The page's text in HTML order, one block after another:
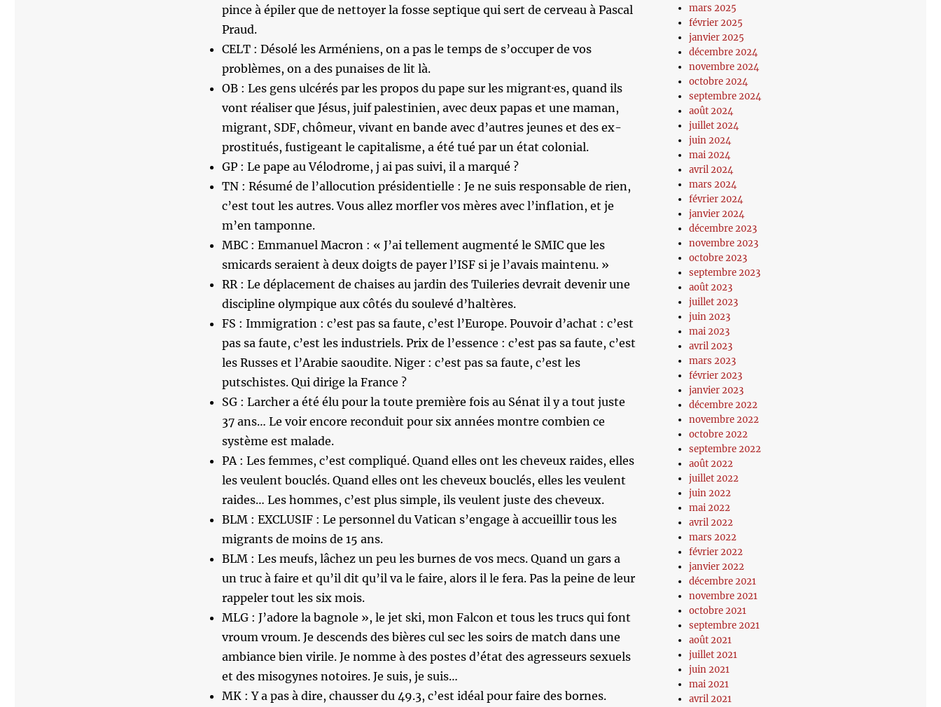
pince à épiler que de nettoyer la fosse septique qui sert de cerveau à Pascal
Praud.
CELT : Désolé les Arméniens, on a pas le temps de s’occuper de vos
problèmes, on a des punaises de lit là.
OB : Les gens ulcérés par les propos du pape sur les migrant·es, quand ils
vont réaliser que Jésus, juif palestinien, avec deux papas et une maman,
migrant, SDF, chômeur, vivant en bande avec d’autres jeunes et des ex-
prostitués, fustigeant le capitalisme, a été tué par un état colonial.
GP : Le pape au Vélodrome, j ai pas suivi, il a marqué ?
TN : Résumé de l’allocution présidentielle : Je ne suis responsable de rien,
c’est tout les autres. Vous allez morfler vos mères avec l’inflation, et je
m’en tamponne.
MBC : Emmanuel Macron : « J’ai tellement augmenté le SMIC que les
smicards seraient à deux doigts de payer l’ISF si je l’avais maintenu. »
RR : Le déplacement de chaises au jardin des Tuileries devrait devenir une
discipline olympique aux côtés du soulevé d’haltères.
FS : Immigration : c’est pas sa faute, c’est l’Europe. Pouvoir d’achat : c’est
pas sa faute, c’est les industriels. Prix de l’essence : c’est pas sa faute, c’est
les Russes et l’Arabie saoudite. Niger : c’est pas sa faute, c’est les
putschistes. Qui dirige la France ?
SG : Larcher a été élu pour la toute première fois au Sénat il y a tout juste
37 ans… Le voir encore reconduit pour six années montre combien ce
système est malade.
PA : Les femmes, c’est compliqué. Quand elles ont les cheveux raides, elles
les veulent bouclés. Quand elles ont les cheveux bouclés, elles les veulent
raides… Les hommes, c’est plus simple, ils veulent juste des cheveux.
BLM : EXCLUSIF : Le personnel du Vatican s’engage à accueillir tous les
migrants de moins de 15 ans.
BLM : Les meufs, lâchez un peu les burnes de vos mecs. Quand un gars a
un truc à faire et qu’il dit qu’il va le faire, alors il le fera. Pas la peine de leur
rappeler tout les six mois.
MLG : J’adore la bagnole », le jet ski, mon Falcon et tous les trucs qui font
vroum vroum. Je descends des bières cul sec les soirs de match dans une
ambiance bien virile. Je nomme à des postes d’état des agresseurs sexuels
et des misogynes notoires. Je suis, je suis…
MK : Y a pas à dire, chausser du 49.3, c’est idéal pour faire des bornes.
mars 2025
février 2025
janvier 2025
décembre 2024
novembre 2024
octobre 2024
septembre 2024
août 2024
juillet 2024
juin 2024
mai 2024
avril 2024
mars 2024
février 2024
janvier 2024
décembre 2023
novembre 2023
octobre 2023
septembre 2023
août 2023
juillet 2023
juin 2023
mai 2023
avril 2023
mars 2023
février 2023
janvier 2023
décembre 2022
novembre 2022
octobre 2022
septembre 2022
août 2022
juillet 2022
juin 2022
mai 2022
avril 2022
mars 2022
février 2022
janvier 2022
décembre 2021
novembre 2021
octobre 2021
septembre 2021
août 2021
juillet 2021
juin 2021
mai 2021
avril 2021